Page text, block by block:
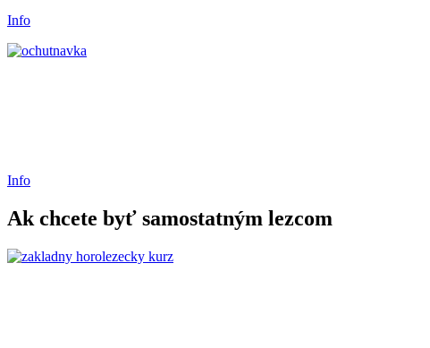
Info
Info
Ak chcete byť samostatným lezcom